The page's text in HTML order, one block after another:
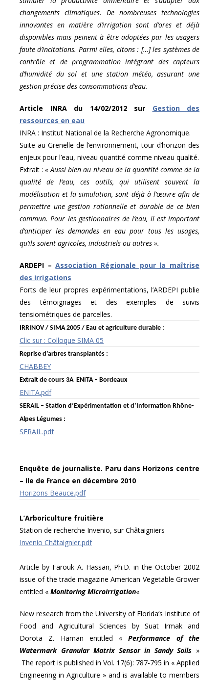
changements climatiques. De nombreuses technologies
innovantes en matière d’irrigation sont d’ores et déjà
disponibles mais peinent à être adoptées par les usagers
faute d’incitations. Parmi elles, citons : […] les systèmes de
contrôle et de programmation intégrant des capteurs
d’humidité du sol et une station météo, assurant une
gestion précise des consommations d’eau.
Article INRA du 14/02/2012 sur Gestion des
ressources en eau
INRA : Institut National de la Recherche Agronomique.
Suite au Grenelle de l’environnement, tour d’horizon des
enjeux pour l’eau, niveau quantité comme niveau qualité.
Extrait :« Aussi bien au niveau de la quantité comme de la
qualité de l’eau, ces outils, qui utilisent souvent la
modélisation et la simulation, sont déjà à l’œuvre afin de
permettre une gestion rationnelle et durable de ce bien
commun. Pour les gestionnaires de l’eau, il est important
d’anticiper les demandes en eau pour tous les usages,
qu’ils soient agricoles, industriels ou autres ».
ARDEPI –Association Régionale pour la maîtrise
des irrigations
Forts de leur propres expérimentations, l’ARDEPI publie
des témoignages et des exemples de suivis
tensiométriques de parcelles.
IRRINOV / SIMA 2005 / Eau et agriculture durable :
Clic sur : Colloque SIMA 05
Reprise d’arbres transplantés :
CHABBEY
Extrait de cours 3A ENITA – Bordeaux
ENITA.pdf
SERAIL – Station d’Expérimentation et d’Information Rhône-
Alpes Légumes :
SERAIL.pdf
Enquête de journaliste. Paru dans Horizons centre
– Ile de France en décembre 2010
Horizons Beauce.pdf
L’Arboriculture fruitière
Station de recherche Invenio, sur Châtaigniers
Invenio Châtaignier.pdf
Article by Farouk A. Hassan, Ph.D. in the October 2002
issue of the trade magazine American Vegetable Grower
entitled « Monitoring Microirrigation«
New research from the University of Florida’s Institute of
Food and Agricultural Sciences by Suat Irmak and
Dorota Z. Haman entitled «Performance of the
Watermark Granular Matrix Sensor in Sandy Soils »
The report is published in Vol. 17(6): 787-795 in « Applied
Engineering in Agriculture » and is available to members